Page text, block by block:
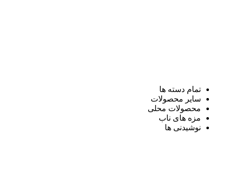
تمام دسته ها
سایر محصولات
محصولات محلی
مزه های ناب
نوشیدنی ها